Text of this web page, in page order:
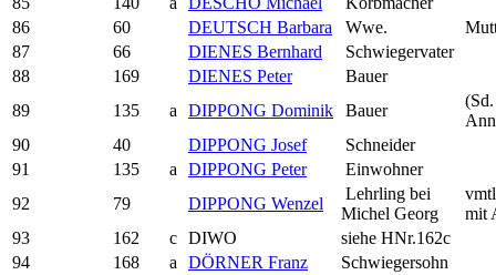
86
60 DEUTSCH Barbara Wwe.
87
66 DIENES Bernhard
Schwiegervater
88
169 DIENES Peter
Bauer
89
135 a DIPPONG Dominik Bauer
90
40 DIPPONG Josef
Schneider
91
135 a DIPPONG Peter
Einwohner
92
79 DIPPONG Wenzel
Lehrling bei
Michel Georg
mit
93
162 c DIWO
siehe HNr.162c
94
168 a DÖRNER Franz Schwiegersohn